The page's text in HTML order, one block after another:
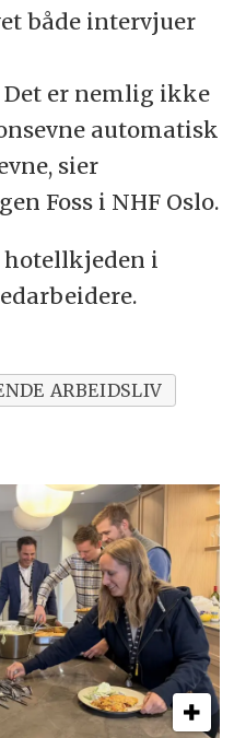
både intervjuer
er nemlig ikke
automatisk
sier
Foss i NHF Oslo.
hotellkjeden i
ARBEIDSLIV